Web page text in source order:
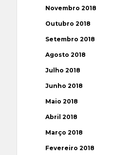
Novembro 2018
Outubro 2018
Setembro 2018
Agosto 2018
Julho 2018
Junho 2018
Maio 2018
Abril 2018
Março 2018
Fevereiro 2018